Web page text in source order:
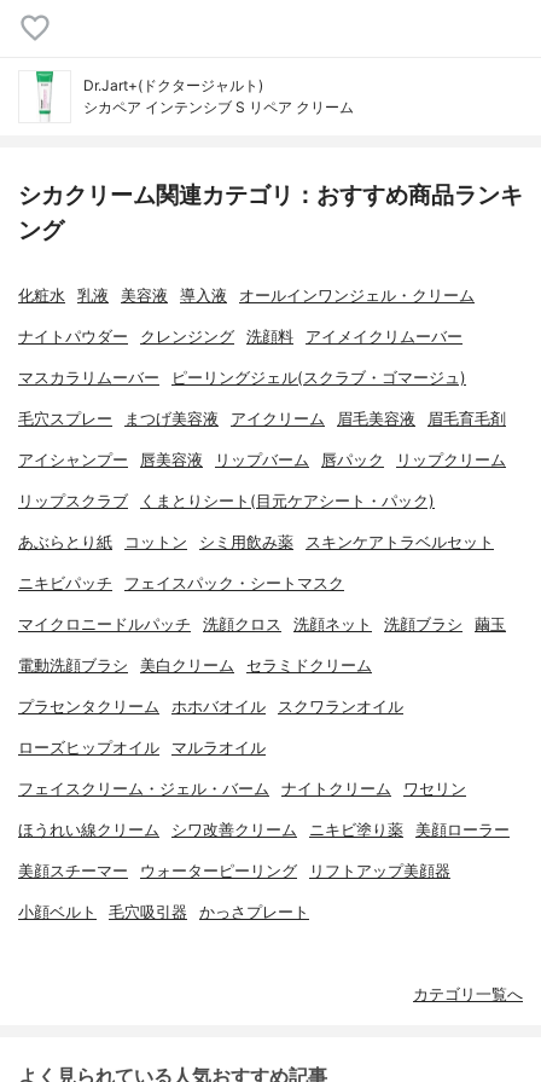
Dr.Jart+(ドクタージャルト)
シカペア インテンシブ S リペア クリーム
シカクリーム関連カテゴリ：おすすめ商品ランキ
ング
化粧水 乳液 美容液 導入液 オールインワンジェル・クリーム
ナイトパウダー クレンジング 洗顔料 アイメイクリムーバー
マスカラリムーバー ピーリングジェル(スクラブ・ゴマージュ)
毛穴スプレー まつげ美容液 アイクリーム 眉毛美容液 眉毛育毛剤
アイシャンプー 唇美容液 リップバーム 唇パック リップクリーム
リップスクラブ くまとりシート(目元ケアシート・パック)
あぶらとり紙 コットン シミ用飲み薬 スキンケアトラベルセット
ニキビパッチ フェイスパック・シートマスク
マイクロニードルパッチ 洗顔クロス 洗顔ネット 洗顔ブラシ 繭玉
電動洗顔ブラシ 美白クリーム セラミドクリーム
プラセンタクリーム ホホバオイル スクワランオイル
ローズヒップオイル マルラオイル
フェイスクリーム・ジェル・バーム ナイトクリーム ワセリン
ほうれい線クリーム シワ改善クリーム ニキビ塗り薬 美顔ローラー
美顔スチーマー ウォーターピーリング リフトアップ美顔器
小顔ベルト 毛穴吸引器 かっさプレート
カテゴリ一覧へ
よく見られている人気おすすめ記事